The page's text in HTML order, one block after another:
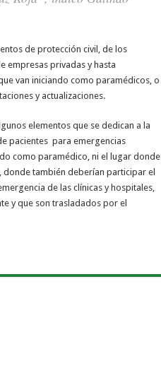
de protección civil, de los
empresas privadas y hasta
van iniciando como paramédicos, o
y actualizaciones.
elementos que se dedican a la
pacientes para emergencias
como paramédico, ni el lugar donde
donde también deberían participar el
de las clínicas y hospitales,
y que son trasladados por el